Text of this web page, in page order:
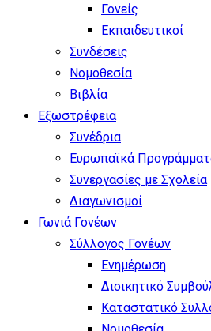
Γονείς
Εκπαιδευτικοί
Συνδέσεις
Νομοθεσία
Βιβλία
Εξωστρέφεια
Συνέδρια
Ευρωπαϊκά
Συνεργασίες με Σχολεία
Διαγωνισμοί
Γωνιά Γονέων
Σύλλογος Γονέων
Ενημέρωση
Διοικητικό
Καταστατικό